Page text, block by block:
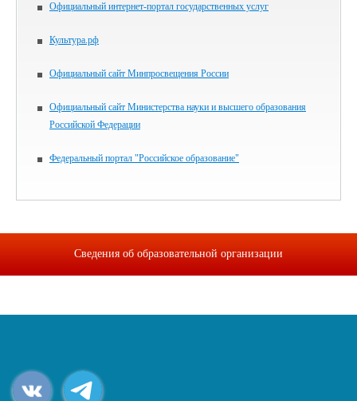
Официальный интернет-портал государственных услуг
Культура.рф
Официальный сайт Минпросвещения России
Официальный сайт Министерства науки и высшего образования
Российской Федерации
Федеральный портал "Российское образование"
Сведения об образовательной организации